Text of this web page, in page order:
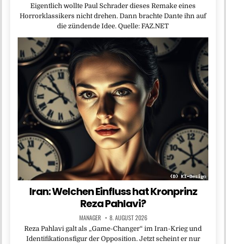
Eigentlich wollte Paul Schrader dieses Remake eines
Horrorklassikers nicht drehen. Dann brachte Dante ihn auf
die zündende Idee. Quelle: FAZ.NET
Iran: Welchen Einfluss hat Kronprinz
Reza Pahlavi?
MANAGER 8. AUGUST 2026
Reza Pahlavi galt als „Game-Changer“ im Iran-Krieg und
Identifikationsfigur der Opposition. Jetzt scheint er nur